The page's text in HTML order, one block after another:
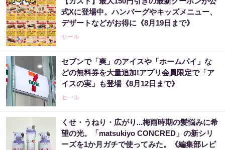
式Xに登場中。ハンバーグやキッズメニュー、
デザートなどがお得に《8月19日まで》
セール
セブンで「爽」のアイスや「ホームパイ」な
どの無料券を大量追加!アプリ会員限定で「ア
イスの実」も登場《8月12日まで》
セール
くせ・うねり・広がり...梅雨時期の髪悩みに希
望の光。「matsukiyo CONCRED」の新シリ
ーズを1か月ガチで使ってみた。《編集部レビ